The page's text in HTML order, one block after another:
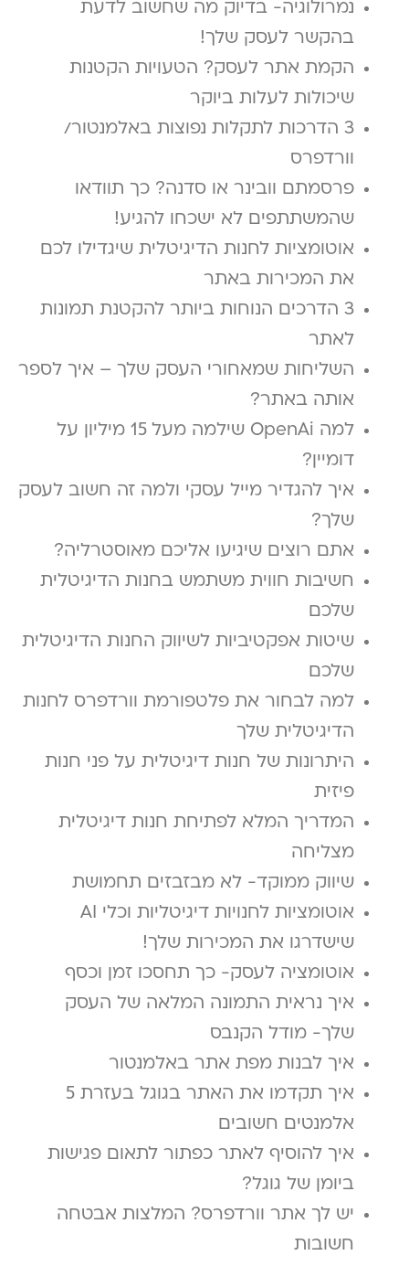
נמרולוגיה- בדיוק מה שחשוב לדעת
בהקשר לעסק שלך!
הקמת אתר לעסק? הטעויות הקטנות
שיכולות לעלות ביוקר
3 הדרכות לתקלות נפוצות באלמנטור/
וורדפרס
פרסמתם וובינר או סדנה? כך תוודאו
שהמשתתפים לא ישכחו להגיע!
אוטומציות לחנות הדיגיטלית שיגדילו לכם
את המכירות באתר
3 הדרכים הנוחות ביותר להקטנת תמונות
לאתר
השליחות שמאחורי העסק שלך – איך לספר
אותה באתר?
למה OpenAi שילמה מעל 15 מיליון על
דומיין?
איך להגדיר מייל עסקי ולמה זה חשוב לעסק
שלך?
אתם רוצים שיגיעו אליכם מאוסטרליה?
חשיבות חווית משתמש בחנות הדיגיטלית
שלכם
שיטות אפקטיביות לשיווק החנות הדיגיטלית
שלכם
למה לבחור את פלטפורמת וורדפרס לחנות
הדיגיטלית שלך
היתרונות של חנות דיגיטלית על פני חנות
פיזית
המדריך המלא לפתיחת חנות דיגיטלית
מצליחה
שיווק ממוקד- לא מבזבזים תחמושת
אוטומציות לחנויות דיגיטליות וכלי AI
שישדרגו את המכירות שלך!
אוטומציה לעסק- כך תחסכו זמן וכסף
איך נראית התמונה המלאה של העסק
שלך- מודל הקנבס
איך לבנות מפת אתר באלמנטור
איך תקדמו את האתר בגוגל בעזרת 5
אלמנטים חשובים
איך להוסיף לאתר כפתור לתאום פגישות
ביומן של גוגל?
יש לך אתר וורדפרס? המלצות אבטחה
חשובות